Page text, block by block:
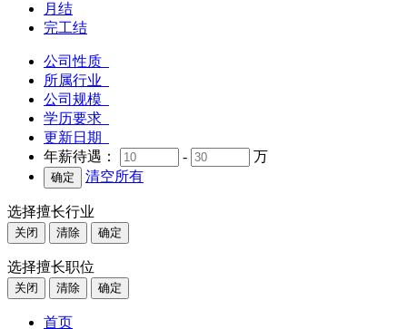
月结
完工结
公司性质
所属行业
公司规模
学历要求
更新日期
年薪待遇：
-
万
清空所有
选择擅长行业
关闭 清除 确定
选择擅长职位
关闭 清除 确定
首页